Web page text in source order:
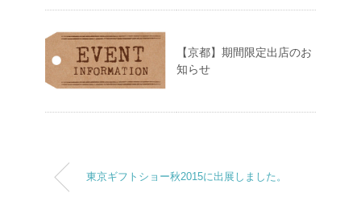
【京都】期間限定出店のお
知らせ
東京ギフトショー秋2015に出展しました。